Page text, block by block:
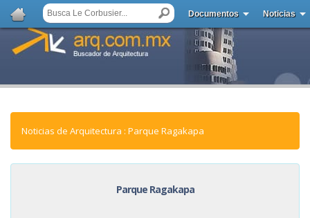
Documentos Noticias
Noticias de Arquitectura : Parque Ragakapa
Parque Ragakapa